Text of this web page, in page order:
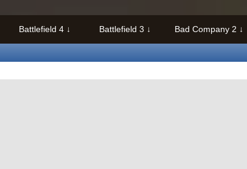
Battlefield 4 Battlefield 3 Bad Company 2